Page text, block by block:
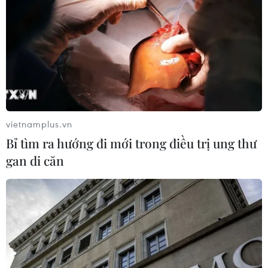
04/08/2026 04:16
Tuyển thủ Indonesia cúi đầu thành
khẩn xin lỗi người hâm mộ xứ vạn
04/08/2026 03:17
ASEAN Cup 2026: "Chìa khóa" giúp
tuyển Việt Nam quật ngã Indonesia
04/08/2026 03:05
ASEAN Cup 2026: Đội tuyển Việt
Nam tạo "cơn địa chấn" trên truyền
thông khu vực
vietnamplus.vn
Bỉ tìm ra hướng đi mới trong điều trị ung thư
gan di căn